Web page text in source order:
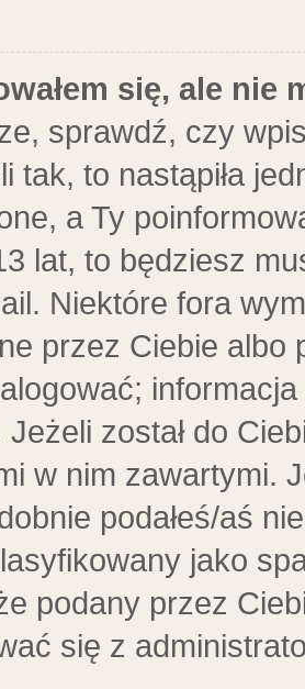
się, ale nie
sprawdź, czy
tak, to nastąpiła
a Ty
lat, to będziesz
Niektóre fora
przez Ciebie albo
został do
w nim zawartymi.
podałeś/aś
jako
podany przez
się z